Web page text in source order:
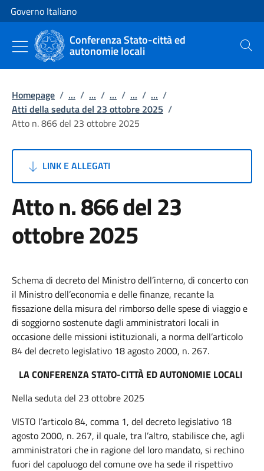
Vai al contenuto
Vai alla navigazione del sito
Governo Italiano
Conferenza Stato-città ed
autonomie locali Cerca
Homepage / ... / ... / ... / ... / ... /
Atti della seduta del 23 ottobre 2025 /
Atto n. 866 del 23 ottobre 2025
LINK E ALLEGATI
Atto n. 866 del 23
ottobre 2025
Schema di decreto del Ministro dell’interno, di concerto con
il Ministro dell’economia e delle finanze, recante la
fissazione della misura del rimborso delle spese di viaggio e
di soggiorno sostenute dagli amministratori locali in
occasione delle missioni istituzionali, a norma dell’articolo
84 del decreto legislativo 18 agosto 2000, n. 267.
LA CONFERENZA STATO-CITTÀ ED AUTONOMIE LOCALI
Nella seduta del 23 ottobre 2025
VISTO l’articolo 84, comma 1, del decreto legislativo 18
agosto 2000, n. 267, il quale, tra l’altro, stabilisce che, agli
amministratori che in ragione del loro mandato, si rechino
fuori del capoluogo del comune ove ha sede il rispettivo